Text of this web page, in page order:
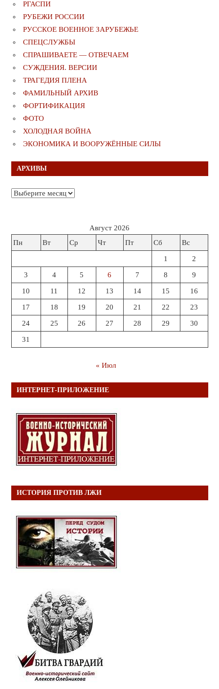
РГАСПИ
РУБЕЖИ РОССИИ
РУССКОЕ ВОЕННОЕ ЗАРУБЕЖЬЕ
СПЕЦСЛУЖБЫ
СПРАШИВАЕТЕ — ОТВЕЧАЕМ
СУЖДЕНИЯ. ВЕРСИИ
ТРАГЕДИЯ ПЛЕНА
ФАМИЛЬНЫЙ АРХИВ
ФОРТИФИКАЦИЯ
ФОТО
ХОЛОДНАЯ ВОЙНА
ЭКОНОМИКА И ВООРУЖЁННЫЕ СИЛЫ
АРХИВЫ
Архивы
Август 2026
Пн
Вт Ср Чт Пт Сб Вс
1 2
3 4 5 6 7 8 9
10 11 12 13 14 15 16
17 18 19 20 21 22 23
24 25 26 27 28 29 30
31
« Июл
ИНТЕРНЕТ-ПРИЛОЖЕНИЕ
ИСТОРИЯ ПРОТИВ ЛЖИ